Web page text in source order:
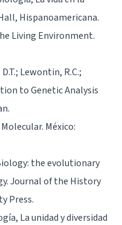
Hispanoamericana.
Living Environment.
Lewontin, R.C.;
to Genetic Analysis
México:
the evolutionary
Journal of the History
Press.
La unidad y diversidad